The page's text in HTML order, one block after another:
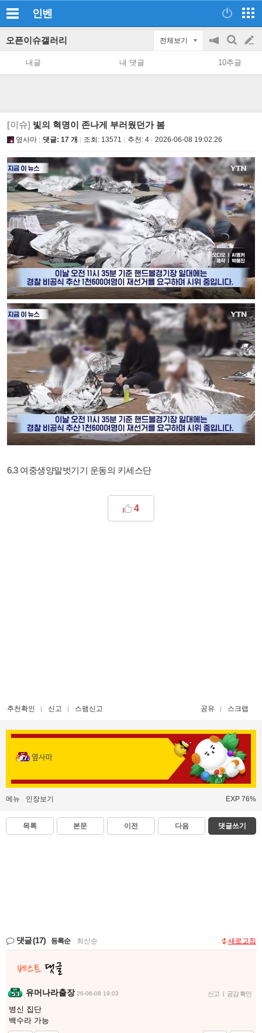
인벤
오픈이슈갤러리 전체보기
공
지
on/off
검
색
글
쓰
내글 내 댓글 10추글
[이슈] 빛의 혁명이 존나게 부러웠던가 봄
옆사마 댓글: 17 개 조회: 13571 추천: 4 2026-06-08 19:02:26
6.3 여중생양말벗기기 운동의 키세스단
4
추천확인 신고 스팸신고 공유 스크랩
옆사마
메뉴 인장보기 EXP 76%
목록 본문 이전 다음 댓글쓰기
댓글(17) 등록순 최신순 새로고침
유머나라출장 26-06-08 19:03 신고 공감 확인
병신 집단
백수라 가능